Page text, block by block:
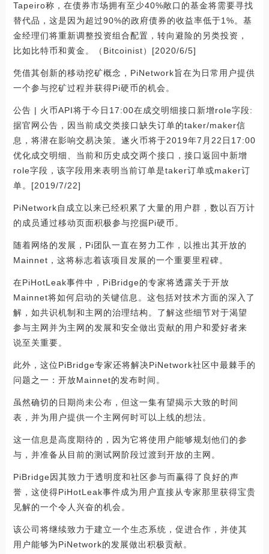
Tapeiro称，在债券市场拥有至少40%敞口的基金将需要寻找
替代品，这是因为超过90%的政府债券的收益率低于1%。基
金经理们将重新调整投资组合配置，转向避险的另类投资，
比如比特币和黄金。（Bitcoinist）[2020/6/5]
凭借其创新的移动挖矿概念，PiNetwork旨在为日常用户提供
一个参与挖矿过程并获得Pi硬币的机会。
公告 | 火币API将于今日17:00在成交明细接口新增role字段:
据官网公告，因当前成交类接口缺失订单的taker/maker信
息，将潜在影响交易决策。遂火币将于2019年7月22日17:00
优化成交明细、当前和历史成交两个接口，接口返回中新增
role字段，该字段用来表明当前订单是taker订单或maker订
单。[2019/7/22]
PiNetwork自成立以来已经积累了大量的用户群，数以百万计
的成员通过移动页面积极参与挖掘Pi硬币。
随着网络的发展，Pi团队一直在努力工作，以推出其开放的
Mainnet，这将标志着该项目发展的一个重要里程碑。
在PiHotLeak事件中，PiBridge的专家将透露关于开放
Mainnet将如何启动的关键信息。这包括对技术方面的深入了
解，如共识机制和主网的治理结构。了解这些细节对于渴望
参与主网并为主网的发展和安全做出贡献的用户和爱好者来
说至关重要。
此外，这位PiBridge专家还将解决PiNetwork社区中最棘手的
问题之一：开放Mainnet的发布时间。
虽然确切的日期尚未公布，但这一集有望揭示大致的时间
表，并为用户提供一个主网何时可以上线的想法。
这一信息是高度期待的，因为它将使用户能够规划他们的参
与，并准备从目前的测试网阶段过渡到开放的主网。
PiBridge因其致力于透明度和社区参与而赢得了良好的声
誉，这使得PiHotLeak事件成为用户直接从专家那里获得宝贵
见解的一个令人兴奋的机会。
该公司将继续致力于建立一个生态系统，促进合作，并使其
用户能够为PiNetwork的发展做出积极贡献。